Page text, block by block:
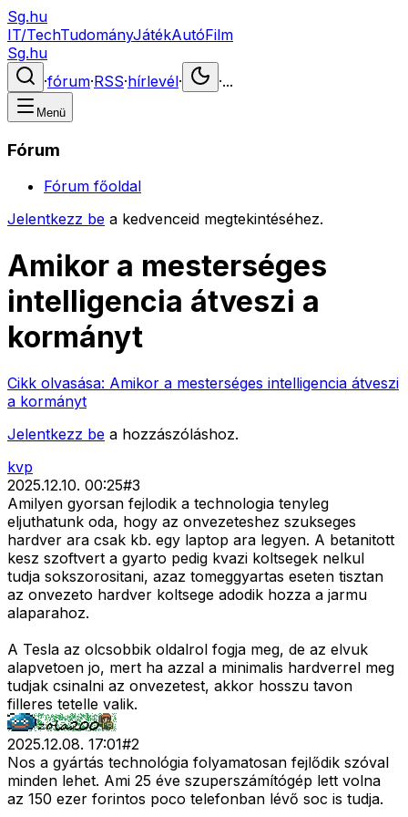
Sg.hu
IT/TechTudományJátékAutóFilm
Sg.hu
·fórum·RSS·hírlevél· ·...
Menü
Fórum
Fórum főoldal
Jelentkezz be a kedvenceid megtekintéséhez.
Amikor a mesterséges
intelligencia átveszi a
kormányt
Cikk olvasása: Amikor a mesterséges intelligencia átveszi
a kormányt
Jelentkezz be a hozzászóláshoz.
kvp
2025.12.10. 00:25#3
Amilyen gyorsan fejlodik a technologia tenyleg
eljuthatunk oda, hogy az onvezeteshez szukseges
hardver ara csak kb. egy laptop ara legyen. A betanitott
kesz szoftvert a gyarto pedig kvazi koltsegek nelkul
tudja sokszorositani, azaz tomeggyartas eseten tisztan
az onvezeto hardver koltsege adodik hozza a jarmu
alaparahoz.
A Tesla az olcsobbik oldalrol fogja meg, de az elvuk
alapvetoen jo, mert ha azzal a minimalis hardverrel meg
tudjak csinalni az onvezetest, akkor hosszu tavon
filleres tetelle valik.
2025.12.08. 17:01#2
Nos a gyártás technológia folyamatosan fejlődik szóval
minden lehet. Ami 25 éve szuperszámítógép lett volna
az 150 ezer forintos poco telefonban lévő soc is tudja.